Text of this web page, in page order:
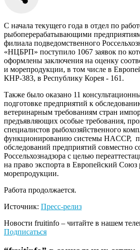
С начала текущего года в отдел по
рыбоперерабатывающими
филиала подведомственного
«НЦБРП» поступило 1067 заявок по
оформлены заключения на оценку
и морепродукции, в том числе в
КНР-383, в Республику Корея - 161.
Также было оказано 11
подготовке предприятий к
ветеринарным требованиям стран
предъявляющих особые требования,
специалистов рыбохозяйственного
функционированию системы HACCP,
обследований предприятий совместно
Россельхознадзора с целью
на право экспорта в Европейский Союз
морепродукции.
Работа продолжается.
Источник: Пресс-релиз
Новости fruitinfo – читайте в нашем
Подписаться